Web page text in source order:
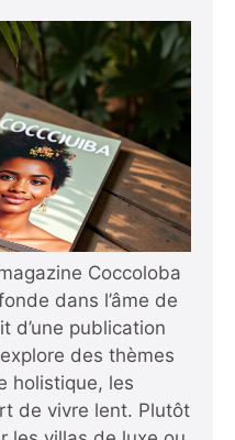
Coccoloba
dans l’âme de
d’une publication
des thèmes
holistique, les
de vivre lent. Plutôt